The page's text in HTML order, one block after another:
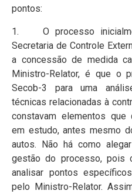
pontos:
1. O processo
Secretaria de Controle
a concessão de medida
Ministro-Relator, é que o
Secob-3 para uma
técnicas relacionadas à
constavam elementos que
em estudo, antes mesmo
autos. Não há como
gestão do processo, pois
analisar pontos
pelo Ministro-Relator.